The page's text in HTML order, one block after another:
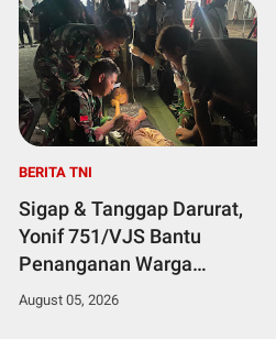
BERITA TNI
Sigap & Tanggap Darurat,
Yonif 751/VJS Bantu
Penanganan Warga
Diduga Keracunan
August 05, 2026